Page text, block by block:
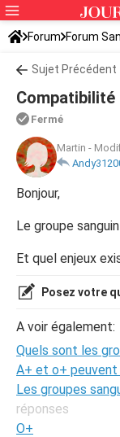
Forum Forum
Symptômes et
Sujet Précédent
Compatibilité
Fermé
Martin -
Bonjour,
Le groupe
Et quel enjeux
Posez votre
A voir également:
Quels sont les
A+ et o+ peuvent
Les groupes
réponses
O+